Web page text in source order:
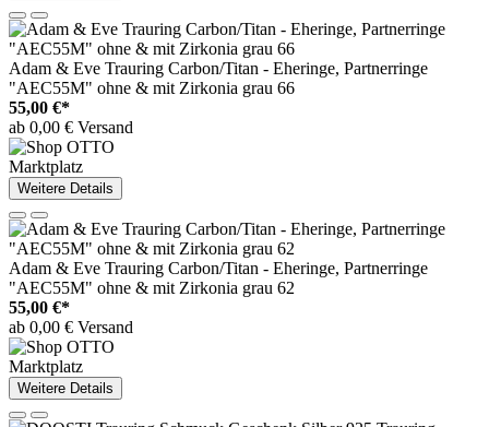
Adam & Eve Trauring Carbon/Titan - Eheringe, Partnerringe
"AEC55M" ohne & mit Zirkonia grau 66
55,00 €*
ab 0,00 € Versand
Marktplatz
Weitere Details
Adam & Eve Trauring Carbon/Titan - Eheringe, Partnerringe
"AEC55M" ohne & mit Zirkonia grau 62
55,00 €*
ab 0,00 € Versand
Marktplatz
Weitere Details